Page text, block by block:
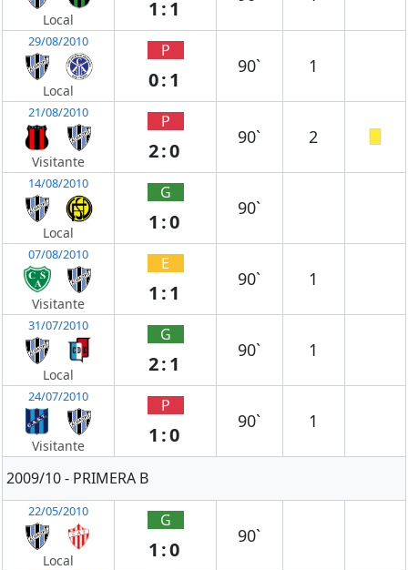
Local 1:1
29/08/2010
Local
P
0:1
90` 1
21/08/2010
Visitante
P
2:0
90` 2
14/08/2010
Local
G
1:0
90`
07/08/2010
Visitante
E
1:1
90` 1
31/07/2010
Local
G
2:1
90` 1
24/07/2010
Visitante
P
1:0
90` 1
2009/10 - PRIMERA B
22/05/2010
Local
G
1:0
90`